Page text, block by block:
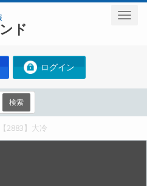
ド
ログイン
検索
【2883】大冷